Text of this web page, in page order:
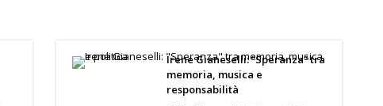
Irene Gianeselli: “Speranza” tra
memoria, musica e
responsabilità